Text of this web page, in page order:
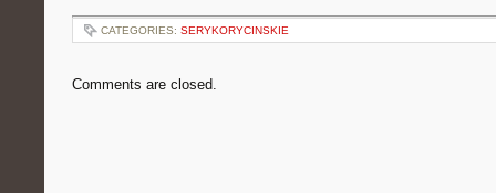
CATEGORIES: SERYKORYCINSKIE
Comments are closed.